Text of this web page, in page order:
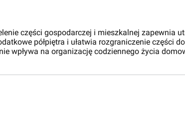
części gospodarczej i mieszkalnej zapewnia
półpiętra i ułatwia rozgraniczenie części
wpływa na organizację codziennego życia